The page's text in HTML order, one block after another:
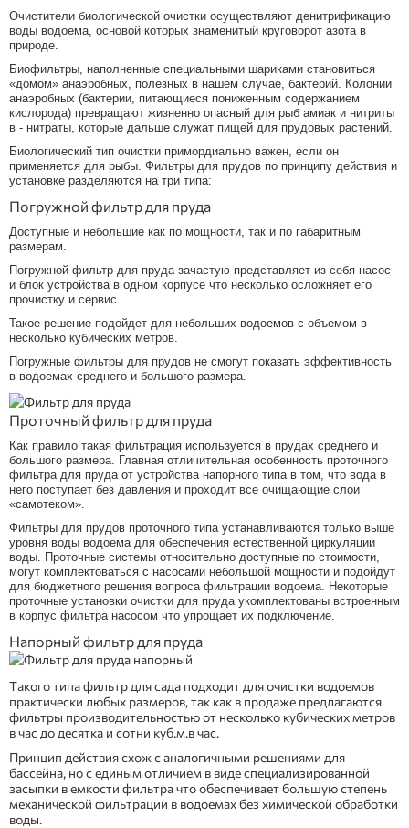
Очистители биологической очистки осуществляют денитрификацию
воды водоема, основой которых знаменитый круговорот азота в
природе.
Биофильтры, наполненные специальными шариками становиться
«домом» анаэробных, полезных в нашем случае, бактерий. Колонии
анаэробных (бактерии, питающиеся пониженным содержанием
кислорода) превращают жизненно опасный для рыб амиак и нитриты
в - нитраты, которые дальше служат пищей для прудовых растений.
Биологический тип очистки примордиально важен, если он
применяется для рыбы. Фильтры для прудов по принципу действия и
установке разделяются на три типа:
Погружной фильтр для пруда
Доступные и небольшие как по мощности, так и по габаритным
размерам.
Погружной фильтр для пруда зачастую представляет из себя насос
и блок устройства в одном корпусе что несколько осложняет его
прочистку и сервис.
Такое решение подойдет для небольших водоемов с объемом в
несколько кубических метров.
Погружные фильтры для прудов не смогут показать эффективность
в водоемах среднего и большого размера.
Проточный фильтр для пруда
Как правило такая фильтрация используется в прудах среднего и
большого размера. Главная отличительная особенность проточного
фильтра для пруда от устройства напорного типа в том, что вода в
него поступает без давления и проходит все очищающие слои
«самотеком».
Фильтры для прудов проточного типа устанавливаются только выше
уровня воды водоема для обеспечения естественной циркуляции
воды. Проточные системы относительно доступные по стоимости,
могут комплектоваться с насосами небольшой мощности и подойдут
для бюджетного решения вопроса фильтрации водоема. Некоторые
проточные установки очистки для пруда укомплектованы встроенным
в корпус фильтра насосом что упрощает их подключение.
Напорный фильтр для пруда
Такого типа фильтр для сада подходит для очистки водоемов
практически любых размеров, так как в продаже предлагаются
фильтры производительностью от несколько кубических метров
в час до десятка и сотни куб.м.в час.
Принцип действия схож с аналогичными решениями для
бассейна, но с единым отличием в виде специализированной
засыпки в емкости фильтра что обеспечивает большую степень
механической фильтрации в водоемах без химической обработки
воды.